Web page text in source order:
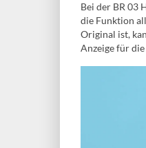
Bei der BR 03
die Funktion
Original ist,
Anzeige für